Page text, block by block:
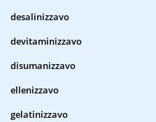
desalinizzavo
devitaminizzavo
disumanizzavo
ellenizzavo
gelatinizzavo